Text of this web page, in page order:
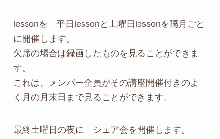
lessonを 平日lessonと土曜日lessonを隔月ごと
に開催します。
欠席の場合は録画したものを見ることができま
す。
これは、メンバー全員がその講座開催付きのよ
く月の月末日まで見ることができます。
最終土曜日の夜に シェア会を開催します。